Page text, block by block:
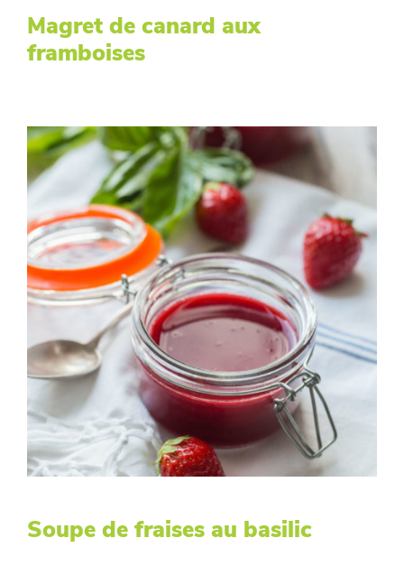
Magret de canard aux
framboises
Soupe de fraises au basilic